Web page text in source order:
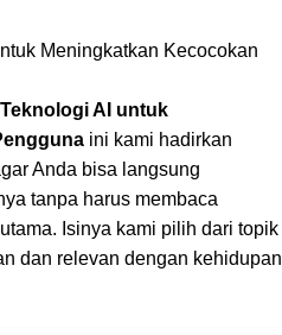
AI untuk
ini kami hadirkan
Anda bisa langsung
tanpa harus membaca
Isinya kami pilih dari topik
dan relevan dengan kehidupan